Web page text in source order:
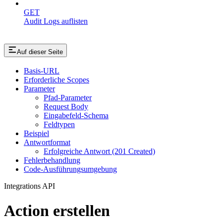
GET
Audit Logs auflisten
Auf dieser Seite
Basis-URL
Erforderliche Scopes
Parameter
Pfad-Parameter
Request Body
Eingabefeld-Schema
Feldtypen
Beispiel
Antwortformat
Erfolgreiche Antwort (201 Created)
Fehlerbehandlung
Code-Ausführungsumgebung
Integrations API
Action erstellen